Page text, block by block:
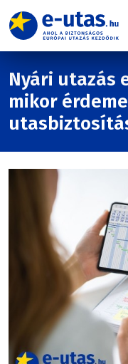
Nyári utazás
mikor